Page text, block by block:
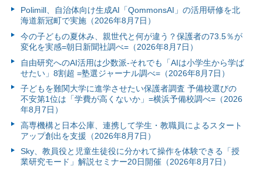
Polimill、自治体向け生成AI「QommonsAI」の活用研修を北
海道新冠町で実施（2026年8月7日）
今の子どもの夏休み、親世代と何が違う？保護者の73.5％が
変化を実感=朝日新聞社調べ=（2026年8月7日）
自由研究へのAI活用は少数派-それでも「AIは小学生から学ば
せたい」8割超 =塾選ジャーナル調べ=（2026年8月7日）
子どもを難関大学に進学させたい保護者調査 予備校選びの
不安第1位は「学費が高くないか」=横浜予備校調べ=（2026
年8月7日）
高専機構と日本公庫、連携して学生・教職員によるスタート
アップ創出を支援（2026年8月7日）
Sky、教員役と児童生徒役に分かれて操作を体験できる「授
業研究モード」解説セミナー20日開催（2026年8月7日）